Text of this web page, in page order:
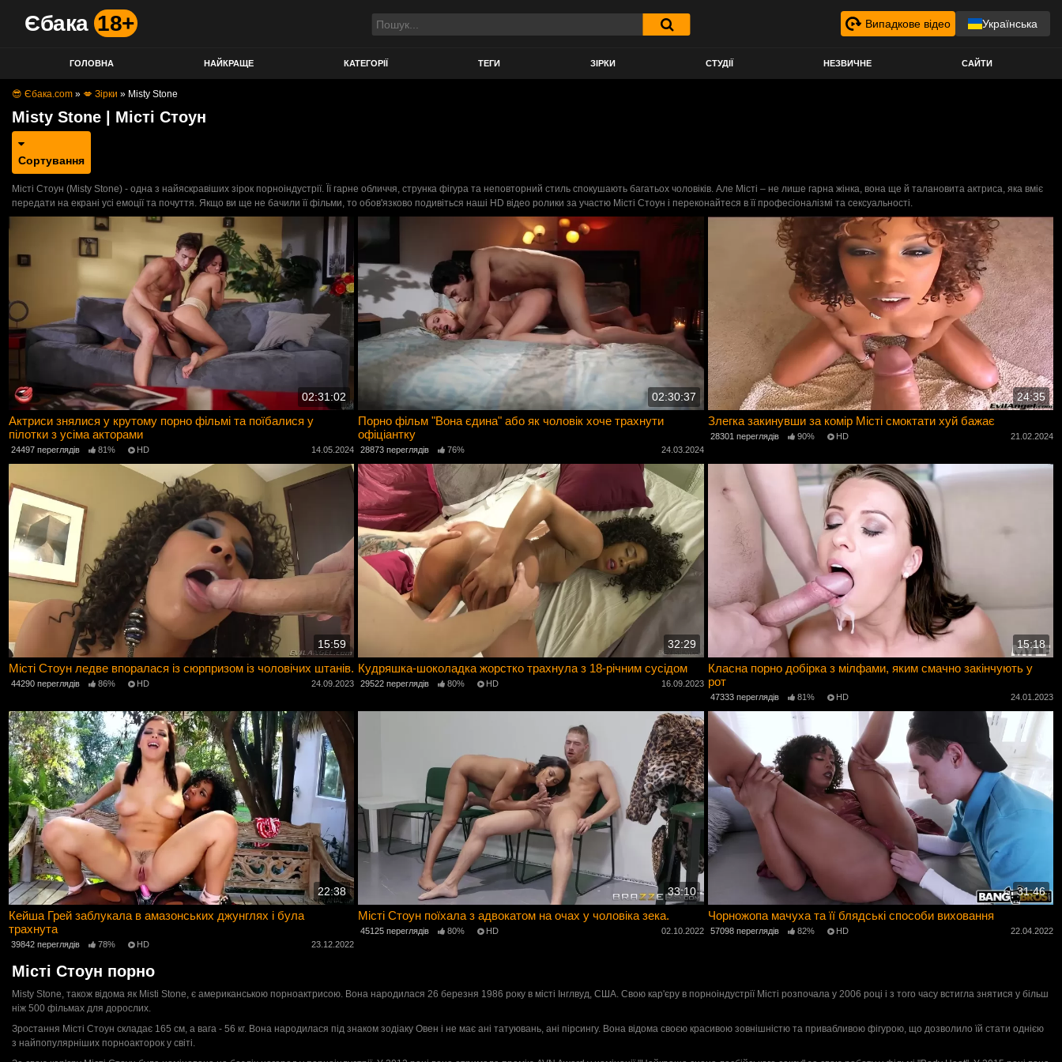
Єбака 18+ Випадкове відео Українська
ГОЛОВНА НАЙКРАЩЕ КАТЕГОРІЇ ТЕГИ ЗІРКИ СТУДІЇ НЕЗВИЧНЕ САЙТИ
😎 Єбака.com » 💋 Зірки » Misty Stone
Misty Stone | Місті Стоун
Сортування
Місті Стоун (Misty Stone) - одна з найяскравіших зірок порноіндустрії. Її гарне обличчя, струнка фігура та неповторний стиль спокушають багатьох чоловіків. Але Місті – не лише гарна жінка, вона ще й талановита актриса, яка вміє
передати на екрані усі емоції та почуття. Якщо ви ще не бачили її фільми, то обов'язково подивіться наші HD відео ролики за участю Місті Стоун і переконайтеся в її професіоналізмі та сексуальності.
02:31:02
Актриси знялися у крутому порно фільмі та поїбалися у
пілотки з усіма акторами
24497 переглядів 81% HD 14.05.2024
02:30:37
Порно фільм "Вона єдина" або як чоловік хоче трахнути
офіціантку
28873 переглядів 76% 24.03.2024
24:35
Злегка закинувши за комір Місті смоктати хуй бажає
28301 переглядів 90% HD 21.02.2024
15:59
Місті Стоун ледве впоралася із сюрпризом із чоловічих штанів.
44290 переглядів 86% HD 24.09.2023
32:29
Кудряшка-шоколадка жорстко трахнула з 18-річним сусідом
29522 переглядів 80% HD 16.09.2023
15:18
Класна порно добірка з мілфами, яким смачно закінчують у
рот
47333 переглядів 81% HD 24.01.2023
22:38
Кейша Грей заблукала в амазонських джунглях і була
трахнута
39842 переглядів 78% HD 23.12.2022
33:10
Місті Стоун поїхала з адвокатом на очах у чоловіка зека.
45125 переглядів 80% HD 02.10.2022
31:46
Чорножопа мачуха та її блядські способи виховання
57098 переглядів 82% HD 22.04.2022
Місті Стоун порно
Misty Stone, також відома як Misti Stone, є американською порноактрисою. Вона народилася 26 березня 1986 року в місті Інглвуд, США. Свою кар'єру в порноіндустрії Місті розпочала у 2006 році і з того часу встигла знятися у більш
ніж 500 фільмах для дорослих.
Зростання Місті Стоун складає 165 см, а вага - 56 кг. Вона народилася під знаком зодіаку Овен і не має ані татуювань, ані пірсингу. Вона відома своєю красивою зовнішністю та привабливою фігурою, що дозволило їй стати однією
з найпопулярніших порноакторок у світі.